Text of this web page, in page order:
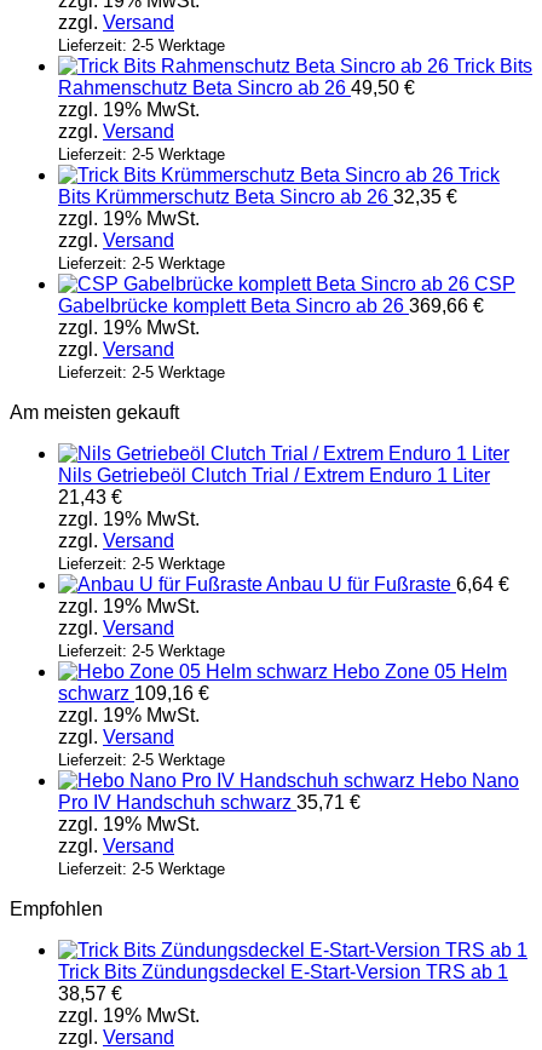
zzgl. Versand
Lieferzeit: 2-5 Werktage
Trick Bits
Rahmenschutz Beta Sincro ab 26 49,50 €
zzgl. 19% MwSt.
zzgl. Versand
Lieferzeit: 2-5 Werktage
Trick
Bits Krümmerschutz Beta Sincro ab 26 32,35 €
zzgl. 19% MwSt.
zzgl. Versand
Lieferzeit: 2-5 Werktage
CSP
Gabelbrücke komplett Beta Sincro ab 26 369,66 €
zzgl. 19% MwSt.
zzgl. Versand
Lieferzeit: 2-5 Werktage
Am meisten gekauft
Nils Getriebeöl Clutch Trial / Extrem Enduro 1 Liter
21,43 €
zzgl. 19% MwSt.
zzgl. Versand
Lieferzeit: 2-5 Werktage
Anbau U für Fußraste 6,64 €
zzgl. 19% MwSt.
zzgl. Versand
Lieferzeit: 2-5 Werktage
Hebo Zone 05 Helm
schwarz 109,16 €
zzgl. 19% MwSt.
zzgl. Versand
Lieferzeit: 2-5 Werktage
Hebo Nano
Pro IV Handschuh schwarz 35,71 €
zzgl. 19% MwSt.
zzgl. Versand
Lieferzeit: 2-5 Werktage
Empfohlen
Trick Bits Zündungsdeckel E-Start-Version TRS ab 1
38,57 €
zzgl. 19% MwSt.
zzgl. Versand